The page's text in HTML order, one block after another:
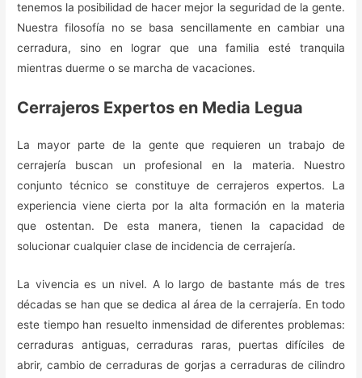
tenemos la posibilidad de hacer mejor la seguridad de la gente.
Nuestra filosofía no se basa sencillamente en cambiar una
cerradura, sino en lograr que una familia esté tranquila
mientras duerme o se marcha de vacaciones.
Cerrajeros Expertos en Media Legua
La mayor parte de la gente que requieren un trabajo de
cerrajería buscan un profesional en la materia. Nuestro
conjunto técnico se constituye de cerrajeros expertos. La
experiencia viene cierta por la alta formación en la materia
que ostentan. De esta manera, tienen la capacidad de
solucionar cualquier clase de incidencia de cerrajería.
La vivencia es un nivel. A lo largo de bastante más de tres
décadas se han que se dedica al área de la cerrajería. En todo
este tiempo han resuelto inmensidad de diferentes problemas:
cerraduras antiguas, cerraduras raras, puertas difíciles de
abrir, cambio de cerraduras de gorjas a cerraduras de cilindro